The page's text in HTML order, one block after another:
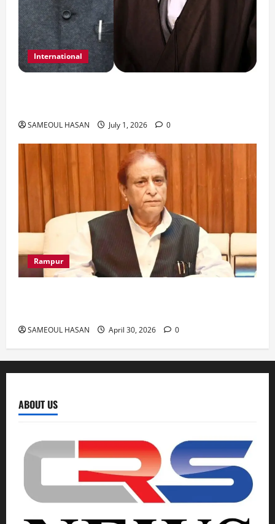
International
SAMEOUL HASAN July 1, 2026 0
Rampur
SAMEOUL HASAN April 30, 2026 0
ABOUT US